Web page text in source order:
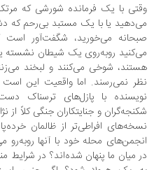
با یک فرمانده شورشی که مرتکب
یا با یک مستبد بی‌رحم که
می‌خورید، شگفت‌آور است که
روبه‌روی یک شیطان نشسته یا
شوخی می‌کنند و لبخند می‌زنند. در
نمی‌رسند. اما واقعیت این است که
با پازل‌های ترسناک
و جنایتکاران جنگی کلاً از نژاد
افراطی‌تر از ظالمان خرده‌پا
محله خود با آنها روبه‌رو
میان ما پنهان شده‌اند؟ در شرایط